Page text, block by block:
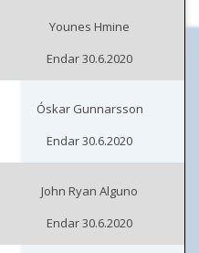
Younes Hmine
Endar 30.6.2020
Óskar Gunnarsson
Endar 30.6.2020
John Ryan Alguno
Endar 30.6.2020